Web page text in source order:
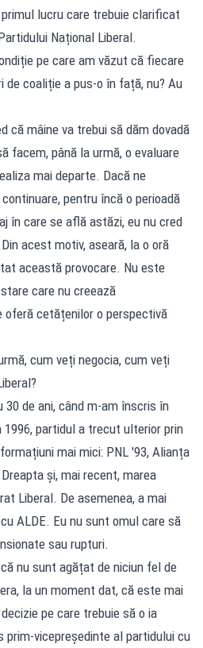
lucru care trebuie clarificat
Național Liberal.
pe care am văzut că fiecare
coaliție a pus-o în față, nu? Au
că mâine va trebui să dăm dovadă
facem, până la urmă, o evaluare
mai departe. Dacă ne
pentru încă o perioadă
în care se află astăzi, eu nu cred
acest motiv, aseară, la o oră
această provocare. Nu este
care nu creează
cetățenilor o perspectivă
cum veți negocia, cum veți
30 de ani, când m-am înscris în
1996, partidul a trecut ulterior prin
mai mici: PNL '93, Alianța
și, mai recent, marea
Liberal. De asemenea, a mai
ALDE. Eu nu sunt omul care să
sau rupturi.
nu sunt agățat de niciun fel de
la un moment dat, că este mai
pe care trebuie să o ia
prim-vicepreședinte al partidului cu